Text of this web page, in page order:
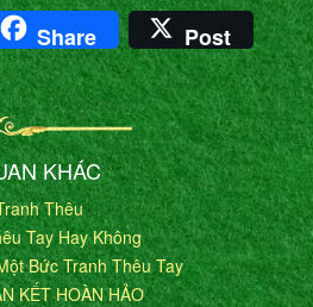
Share Post
KHÁC
Thêu
Tay Hay Không
Bức Tranh Thêu Tay
KẾT HOÀN HẢO